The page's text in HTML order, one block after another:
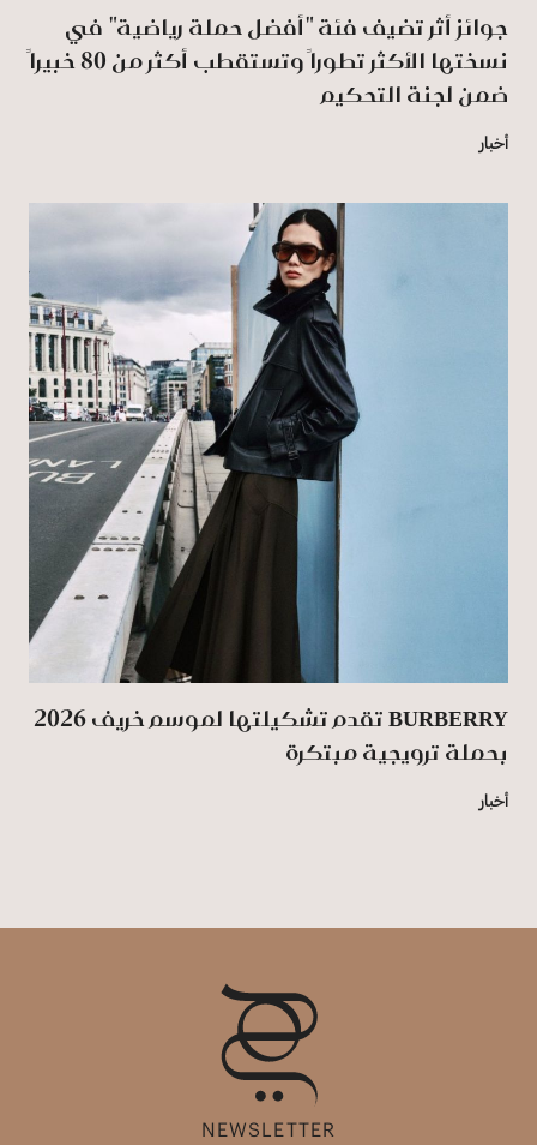
جوائز أثر تضيف فئة "أفضل حملة رياضية" في
نسختها الأكثر تطوراً وتستقطب أكثر من 80 خبيراً
ضمن لجنة التحكيم
أخبار
BURBERRY تقدم تشكيلتها لموسم خريف 2026
بحملة ترويجية مبتكرة
أخبار
NEWSLETTER